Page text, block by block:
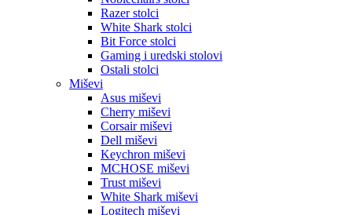
Razer stolci
White Shark stolci
Bit Force stolci
Gaming i uredski stolovi
Ostali stolci
Miševi
Asus miševi
Cherry miševi
Corsair miševi
Dell miševi
Keychron miševi
MCHOSE miševi
Trust miševi
White Shark miševi
Logitech miševi